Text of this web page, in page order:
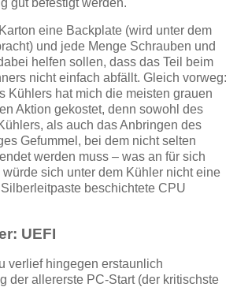
eine Backplate (wird unter dem
und jede Menge Schrauben und
helfen sollen, dass das Teil beim
nicht einfach abfällt. Gleich vorweg:
Kühlers hat mich die meisten grauen
Aktion gekostet, denn sowohl des
als auch das Anbringen des
Gefummel, bei dem nicht selten
werden muss – was an für sich
sich unter dem Kühler nicht eine
beschichtete CPU
UEFI
verlief hingegen erstaunlich
der allererste PC-Start (der kritischste